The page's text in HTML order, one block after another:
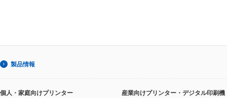
製品情報
個人・家庭向けプリンター 産業向けプリンター・デジタル印刷機